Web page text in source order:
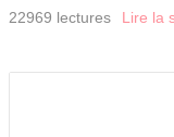
22969 lectures Lire la